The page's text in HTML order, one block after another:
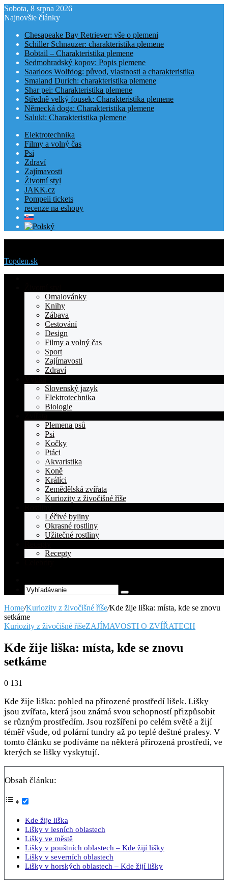
Sobota, 8 srpna 2026
Najnovšie články
Chesapeake Bay Retriever: vše o plemeni
Schiller Schnauzer: charakteristika plemene
Bobtail – Charakteristika plemene
Sedmohradský kopov: Popis plemene
Saarloos Wolfdog: původ, vlastnosti a charakteristika
Smaland Durich: charakteristika plemene
Shar pei: Charakteristika plemene
Středně velký fousek: Charakteristika plemene
Německá doga: Charakteristika plemene
Saluki: Charakteristika plemene
Elektrotechnika
Filmy a volný čas
Psi
Zdraví
Zajímavosti
Životní styl
JAKK.cz
Pompeii tickets
recenze na eshopy
Topden.sk
Omalovánky
Knihy
Zábava
Cestování
Design
Filmy a volný čas
Sport
Zajímavosti
Zdraví
Slovenský jazyk
Elektrotechnika
Biologie
Plemena psů
Psi
Kočky
Ptáci
Akvaristika
Koně
Králíci
Zemědělská zvířata
Kuriozity z živočišné říše
Léčivé byliny
Okrasné rostliny
Užitečné rostliny
Recepty
Article
Vyhľadávanie
Home/Kuriozity z živočišné říše/Kde žije liška: místa, kde se znovu
setkáme
Kuriozity z živočišné říšeZAJÍMAVOSTI O ZVÍŘATECH
Kde žije liška: místa, kde se znovu
setkáme
0 131
Kde žije liška: pohled na přirozené prostředí lišek. Lišky
jsou zvířata, která jsou známá svou schopností přizpůsobit
se různým prostředím. Jsou rozšířeni po celém světě a žijí
téměř všude, od polární tundry až po teplé deštné pralesy. V
tomto článku se podíváme na některá přirozená prostředí, ve
kterých se lišky vyskytují.
Obsah článku:
Kde žije liška
Lišky v lesních oblastech
Lišky ve městě
Lišky v pouštních oblastech – Kde žijí lišky
Lišky v severních oblastech
Lišky v horských oblastech – Kde žijí lišky